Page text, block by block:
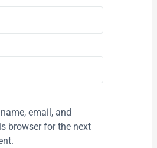
email, and
browser for the next